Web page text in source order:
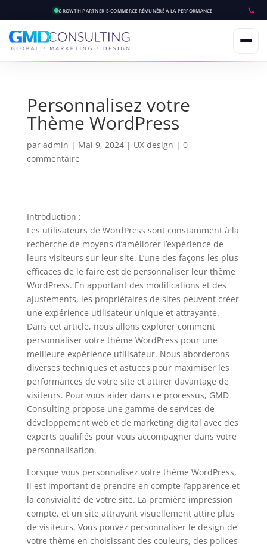
GROWTH PARTNER E-COMMERCE RÉMUNÉRÉ À LA PERFORMANCE
Personnalisez votre
Thème WordPress
par admin | Mai 9, 2024| UX design | 0
commentaire
Introduction :
Les utilisateurs de WordPress sont constamment à la
recherche de moyens d’améliorer l’expérience de
leurs visiteurs sur leur site. L’une des façons les plus
efficaces de le faire est de personnaliser leur thème
WordPress. En apportant des modifications et des
ajustements, les propriétaires de sites peuvent créer
une expérience utilisateur unique et attrayante.
Dans cet article, nous allons explorer comment
personnaliser votre thème WordPress pour une
meilleure expérience utilisateur. Nous aborderons
diverses techniques et astuces pour maximiser les
performances de votre site et attirer davantage de
visiteurs. Pour vous aider dans ce processus, GMD
Consulting propose une gamme de services de
développement web et de marketing digital avec des
experts qualifiés pour vous accompagner dans votre
personnalisation.
Lorsque vous personnalisez votre thème WordPress,
il est important de prendre en compte l’apparence et
la convivialité de votre site. La première impression
compte, et un site attrayant visuellement attire plus
de visiteurs. Vous pouvez personnaliser le design de
votre thème en choisissant des couleurs, des polices